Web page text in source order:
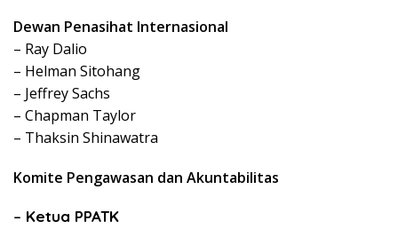
Dewan Penasihat Internasional
– Ray Dalio
– Helman Sitohang
– Jeffrey Sachs
– Chapman Taylor
– Thaksin Shinawatra
Komite Pengawasan dan Akuntabilitas
– Ketua PPATK